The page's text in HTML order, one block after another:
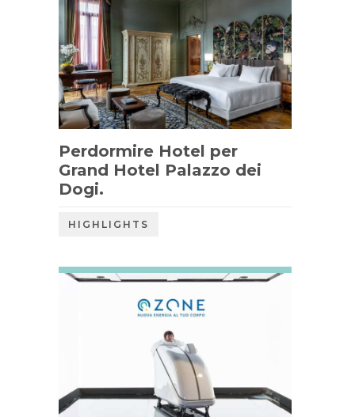
Perdormire Hotel per
Grand Hotel Palazzo dei
Dogi.
HIGHLIGHTS